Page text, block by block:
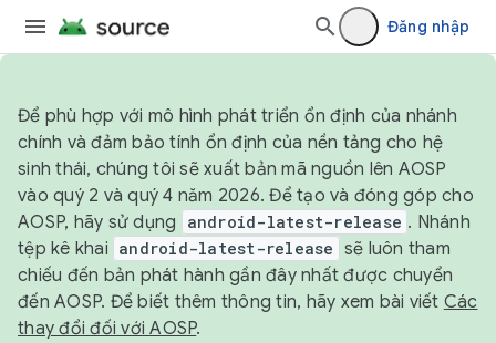
Đăng nhập
Để phù hợp với mô hình phát triển ổn định của nhánh
chính và đảm bảo tính ổn định của nền tảng cho hệ
sinh thái, chúng tôi sẽ xuất bản mã nguồn lên AOSP
vào quý 2 và quý 4 năm 2026. Để tạo và đóng góp cho
AOSP, hãy sử dụng
android-latest-release . Nhánh
tệp kê khai android-latest-release sẽ luôn tham
chiếu đến bản phát hành gần đây nhất được chuyển
đến AOSP. Để biết thêm thông tin, hãy xem bài viết Các
thay đổi đối với AOSP.